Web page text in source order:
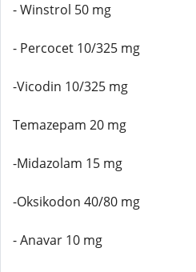
- Winstrol 50 mg
- Percocet 10/325 mg
-Vicodin 10/325 mg
Temazepam 20 mg
-Midazolam 15 mg
-Oksikodon 40/80 mg
- Anavar 10 mg